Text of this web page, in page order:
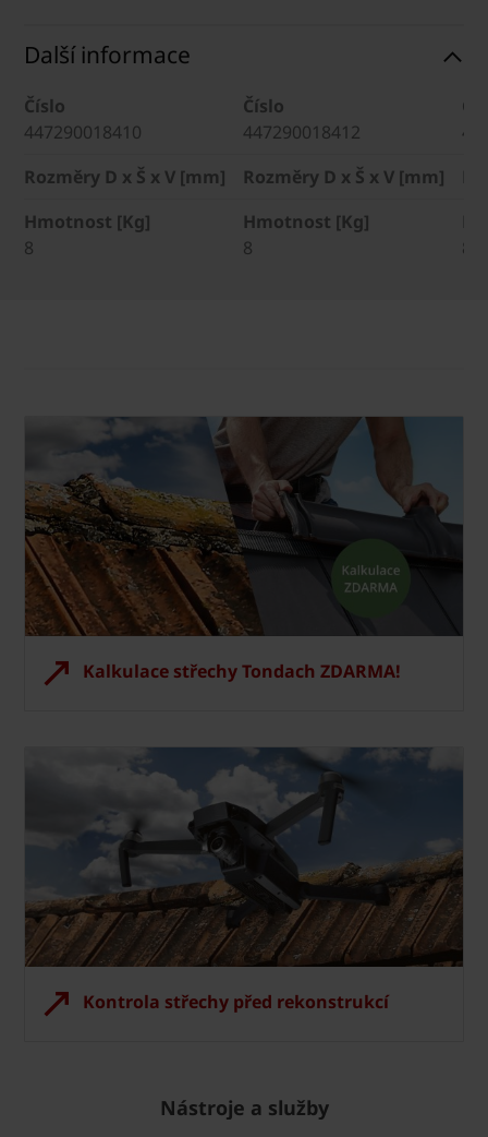
Další informace
Číslo
447290018410
Číslo
447290018412
Rozměry D x Š x V [mm]
Rozměry D x Š x V [mm]
Hmotnost [Kg]
8
Hmotnost [Kg]
8
8
Kalkulace střechy Tondach ZDARMA!
Kontrola střechy před rekonstrukcí
Nástroje a služby